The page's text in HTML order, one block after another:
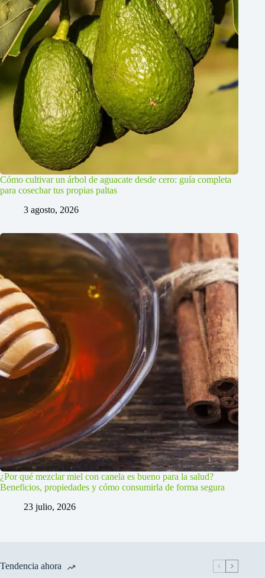
Cómo cultivar un árbol de aguacate desde cero: guía completa
para cosechar tus propias paltas
3 agosto, 2026
¿Por qué mezclar miel con canela es bueno para la salud?
Beneficios, propiedades y cómo consumirla de forma segura
23 julio, 2026
Tendencia ahora